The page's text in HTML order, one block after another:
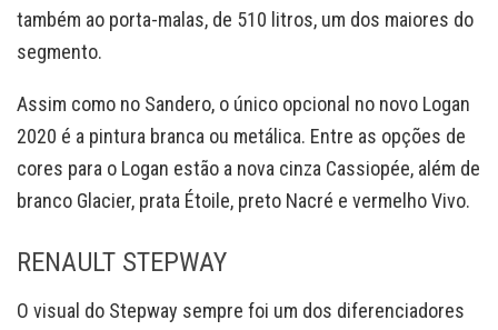
também ao porta-malas, de 510 litros, um dos maiores do
segmento.
Assim como no Sandero, o único opcional no novo Logan
2020 é a pintura branca ou metálica. Entre as opções de
cores para o Logan estão a nova cinza Cassiopée, além de
branco Glacier, prata Étoile, preto Nacré e vermelho Vivo.
RENAULT STEPWAY
O visual do Stepway sempre foi um dos diferenciadores